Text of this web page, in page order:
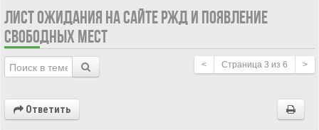
ЛИСТ ОЖИДАНИЯ НА САЙТЕ РЖД И ПОЯВЛЕНИЕ
СВОБОДНЫХ МЕСТ
< Страница 3 из 6 >
Ответить